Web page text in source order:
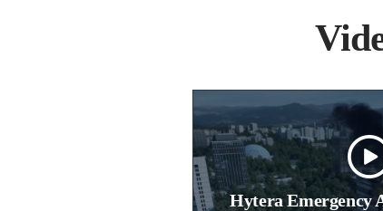
Hytera Emergency